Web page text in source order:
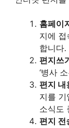
홈페이
지에 접
합니다.
편지쓰
‘병사
편지 내
지를
소식도
편지 전